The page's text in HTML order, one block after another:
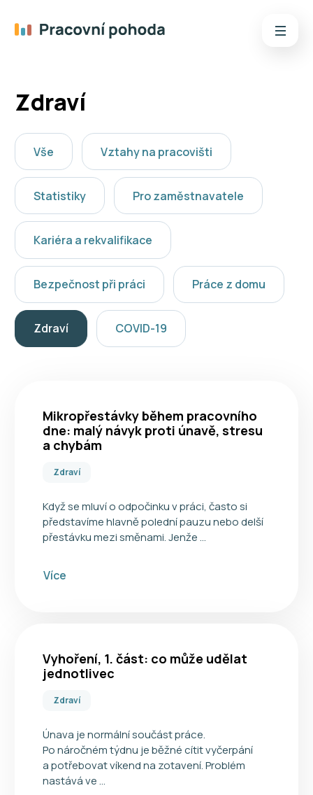
Zdraví
Vše Vztahy na pracovišti
Statistiky Pro zaměstnavatele
Kariéra a rekvalifikace
Bezpečnost při práci Práce z domu
Zdraví COVID-19
Mikropřestávky během pracovního
dne: malý návyk proti únavě, stresu
a chybám
Zdraví
Když se mluví o odpočinku v práci, často si
představíme hlavně polední pauzu nebo delší
přestávku mezi směnami. Jenže …
Více
Vyhoření, 1. část: co může udělat
jednotlivec
Zdraví
Únava je normální součást práce.
Po náročném týdnu je běžné cítit vyčerpání
a potřebovat víkend na zotavení. Problém
nastává ve …